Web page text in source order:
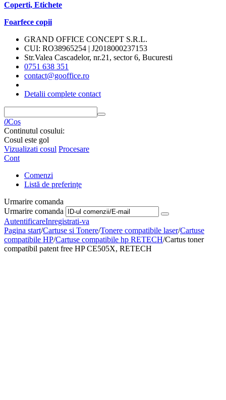
Coperti, Etichete
Foarfece copii
GRAND OFFICE CONCEPT S.R.L.
CUI: RO38965254 | J2018000237153
Str.Valea Cascadelor, nr.21, sector 6, Bucuresti
0751 638 351
contact@gooffice.ro
Detalii complete contact
0Cos
Continutul cosului:
Cosul este gol
Vizualizati cosul Procesare
Cont
Comenzi
Listă de preferințe
Urmarire comanda
Urmarire comanda
AutentificareInregistrati-va
Pagina start/Cartuse si Tonere/Tonere compatibile laser/Cartuse
compatibile HP/Cartuse compatibile hp RETECH/Cartus toner
compatibil patent free HP CE505X, RETECH